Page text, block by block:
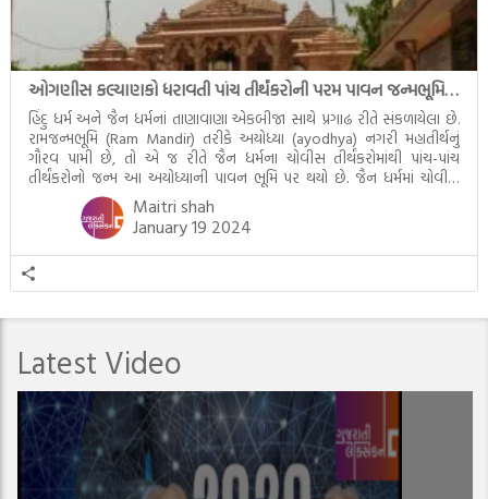
ઓગણીસ કલ્યાણકો ધરાવતી પાંચ તીર્થંકરોની પરમ પાવન જન્મભૂમિ – અયોધ્યા (Ayodhya)
હિંદુ ધર્મ અને જૈન ધર્મનાં તાણાવાણા એકબીજા સાથે પ્રગાઢ રીતે સંકળાયેલા છે.
રામજન્મભૂમિ (Ram Mandir) તરીકે અયોધ્યા (ayodhya) નગરી મહાતીર્થનું
ગૌરવ પામી છે, તો એ જ રીતે જૈન ધર્મના ચોવીસ તીર્થંકરોમાંથી પાંચ-પાંચ
તીર્થંકરોનો જન્મ આ અયોધ્યાની પાવન ભૂમિ પર થયો છે. જૈન ધર્મમાં ચોવીસ
તીર્થંકરોમાંથી પાંચ-પાંચ તીર્થંકરોનાં કલ્યાણકો અહીં આવ્યાં છે. દરેક તીર્થંકરના
જીવનની ચ્યવન(માતાના […]
Maitri shah
January 19 2024
Latest Video